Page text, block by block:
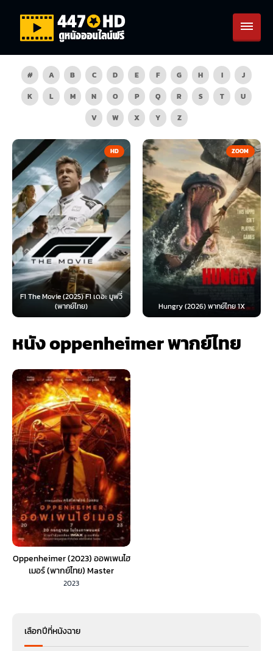
# A B C D E F G H I
J
K
L M N O P Q R S T
U
V
W X Y Z
HD
F1 The Movie (2025) F1 เดอะ มูฟวี่
(พากย์ไทย)
ZOOM
Hungry (2026) พากย์ไทย 1X
หนัง oppenheimer พากย์ไทย
Oppenheimer (2023) ออพเพนไฮ
เมอร์ (พากย์ไทย) Master
2023
เลือกปีที่หนังฉาย